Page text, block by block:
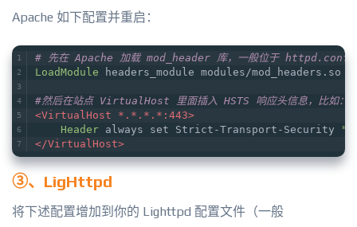
Apache 如下配置并重启：
# 先在 Apache 加载 mod_header 库，一般位于 httpd.conf
LoadModule headers_module modules/mod_headers.so
#然后在站点 VirtualHost 里面插入 HSTS 响应头信息，比如：
<VirtualHost *.*.*.*:443>
Header always set Strict-Transport-Security
</VirtualHost>
③、LigHttpd
将下述配置增加到你的 Lighttpd 配置文件（一般